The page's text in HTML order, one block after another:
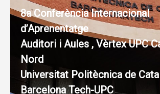
8a Conferència Internacional
d’Aprenentatge
Auditori i Aules , Vèrtex UPC
Nord
Universitat Politècnica de
Barcelona Tech-UPC